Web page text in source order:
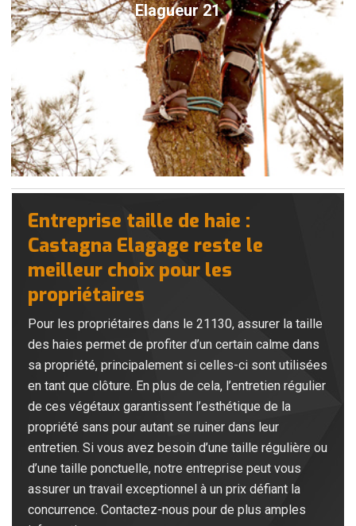
Elagueur 21
Entreprise taille de haie :
Castagna Elagage reste le
meilleur choix pour les
propriétaires
Pour les propriétaires dans le 21130, assurer la taille
des haies permet de profiter d’un certain calme dans
sa propriété, principalement si celles-ci sont utilisées
en tant que clôture. En plus de cela, l’entretien régulier
de ces végétaux garantissent l’esthétique de la
propriété sans pour autant se ruiner dans leur
entretien. Si vous avez besoin d’une taille régulière ou
d’une taille ponctuelle, notre entreprise peut vous
assurer un travail exceptionnel à un prix défiant la
concurrence. Contactez-nous pour de plus amples